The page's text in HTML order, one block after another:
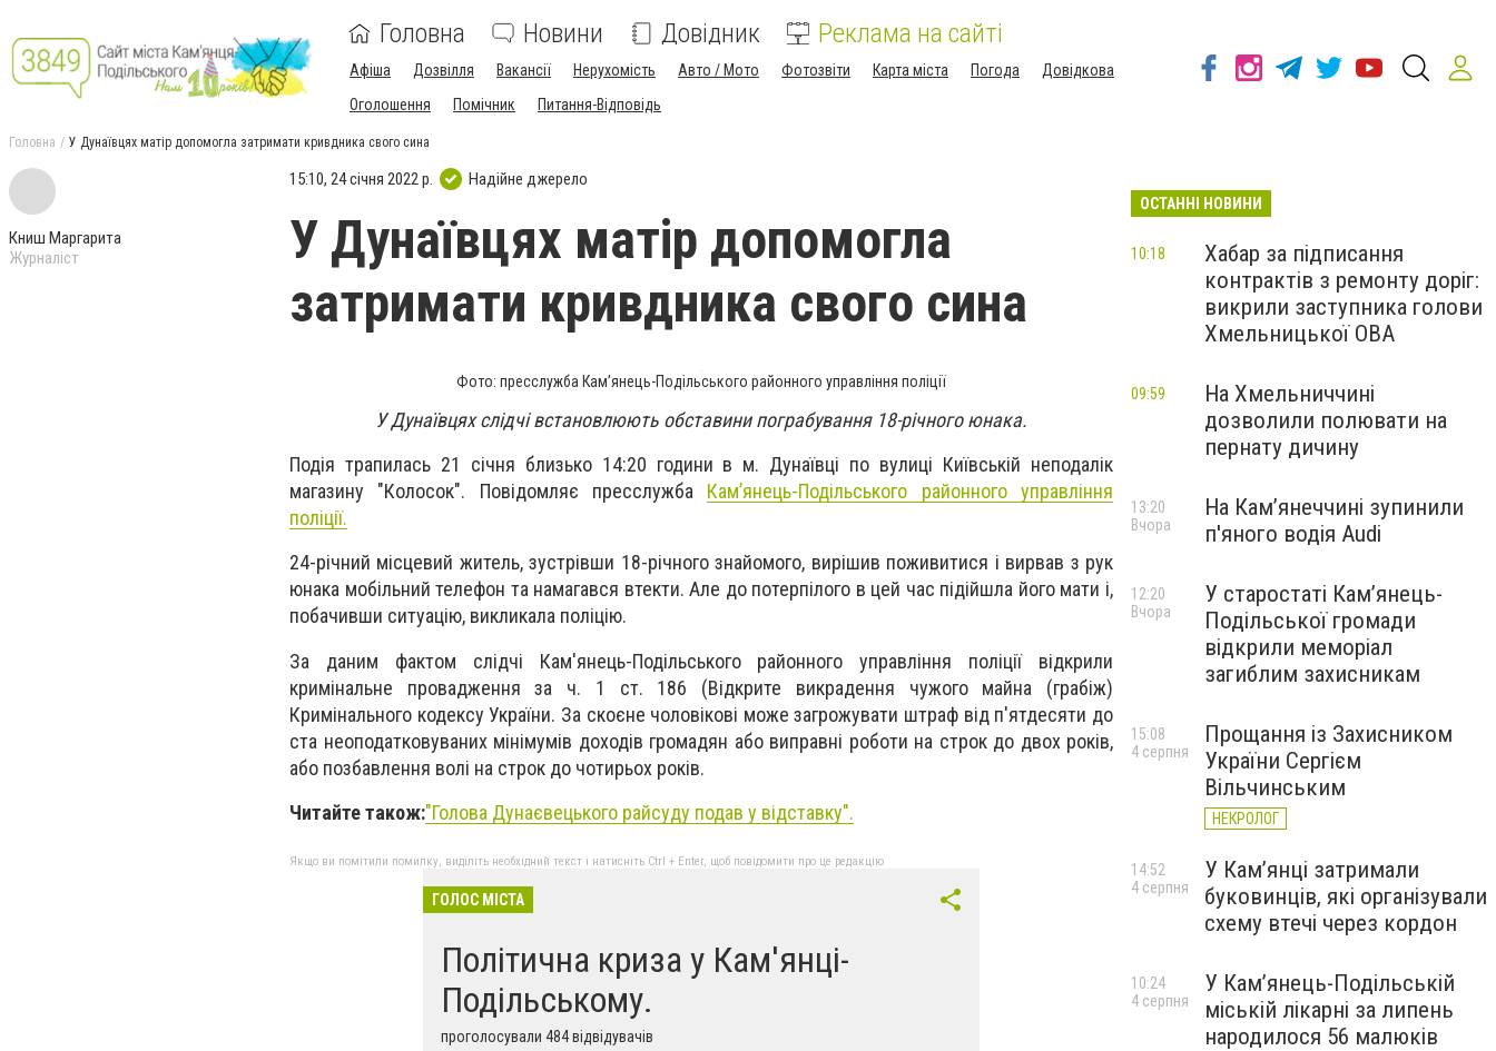
Головна Новини Довідник Реклама на сайті
Афіша Дозвілля Вакансії Нерухомість Авто / Мото Фотозвіти Карта міста Погода
Довідкова
Оголошення
Помічник Питання-Відповідь
Головна У Дунаївцях матір допомогла затримати кривдника свого сина
Книш Маргарита
Журналіст
15:10, 24 січня 2022 р. Надійне джерело
У Дунаївцях матір допомогла
затримати кривдника свого сина
Фото: пресслужба Кам’янець-Подільського районного управління поліції
У Дунаївцях слідчі встановлюють обставини пограбування 18-річного юнака.
Подія трапилась 21 січня близько 14:20 години в м. Дунаївці по вулиці Київській неподалік
магазину "Колосок". Повідомляє пресслужба Кам’янець-Подільського районного управління
поліції.
24-річний місцевий житель, зустрівши 18-річного знайомого, вирішив поживитися і вирвав з рук
юнака мобільний телефон та намагався втекти. Але до потерпілого в цей час підійшла його мати і,
побачивши ситуацію, викликала поліцію.
За даним фактом слідчі Кам'янець-Подільського районного управління поліції відкрили
кримінальне провадження за ч. 1 ст. 186 (Відкрите викрадення чужого майна (грабіж)
Кримінального кодексу України. За скоєне чоловікові може загрожувати штраф від п'ятдесяти до
ста неоподатковуваних мінімумів доходів громадян або виправні роботи на строк до двох років,
або позбавлення волі на строк до чотирьох років.
Читайте також:"Голова Дунаєвецького райсуду подав у відставку".
Якщо ви помітили помилку, виділіть необхідний текст і натисніть Ctrl + Enter, щоб повідомити про це редакцію
ГОЛОС МІСТА
Політична криза у Кам'янці-
Подільському.
проголосували 484 відвідувачів
ОСТАННІ НОВИНИ
Хабар за підписання
контрактів з ремонту доріг:
викрили заступника голови
Хмельницької ОВА
10:18
На Хмельниччині
дозволили полювати на
пернату дичину
09:59
На Камʼянеччині зупинили
п'яного водія Audi
13:20
Вчора
У старостаті Кам’янець-
Подільської громади
відкрили меморіал
загиблим захисникам
12:20
Вчора
Прощання із Захисником
України Сергієм
Вільчинським
НЕКРОЛОГ
15:08
4 серпня
У Кам’янці затримали
буковинців, які організували
схему втечі через кордон
14:52
4 серпня
У Кам’янець-Подільській
міській лікарні за липень
народилося 56 малюків
10:24
4 серпня